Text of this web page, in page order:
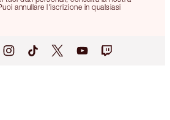
annullare l'iscrizione in qualsiasi